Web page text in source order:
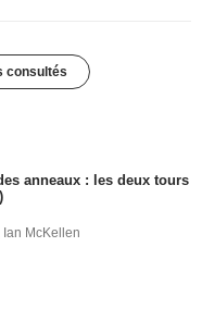
consultés
anneaux : les deux tours
McKellen